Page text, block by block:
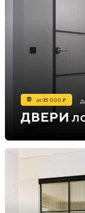
от 35 000 ₽
ДВЕРИ